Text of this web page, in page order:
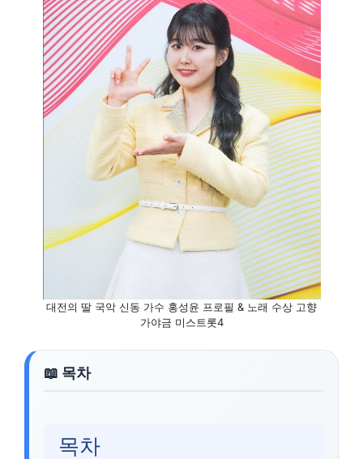
대전의 딸 국악 신동 가수 홍성윤 프로필 & 노래 수상 고향
가야금 미스트롯4
목차